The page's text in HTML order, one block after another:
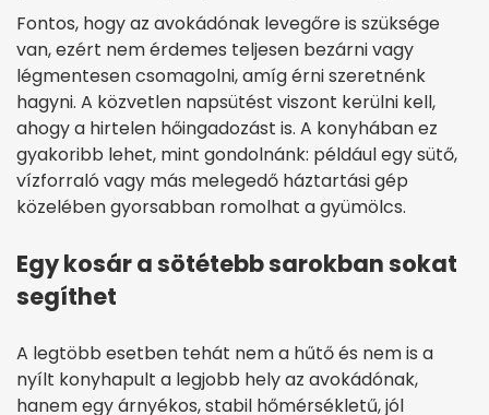
Fontos, hogy az avokádónak levegőre is szüksége
van, ezért nem érdemes teljesen bezárni vagy
légmentesen csomagolni, amíg érni szeretnénk
hagyni. A közvetlen napsütést viszont kerülni kell,
ahogy a hirtelen hőingadozást is. A konyhában ez
gyakoribb lehet, mint gondolnánk: például egy sütő,
vízforraló vagy más melegedő háztartási gép
közelében gyorsabban romolhat a gyümölcs.
Egy kosár a sötétebb sarokban sokat
segíthet
A legtöbb esetben tehát nem a hűtő és nem is a
nyílt konyhapult a legjobb hely az avokádónak,
hanem egy árnyékos, stabil hőmérsékletű, jól